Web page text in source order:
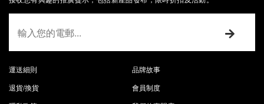
運送細則
退貨/換貨
品牌故事
會員制度